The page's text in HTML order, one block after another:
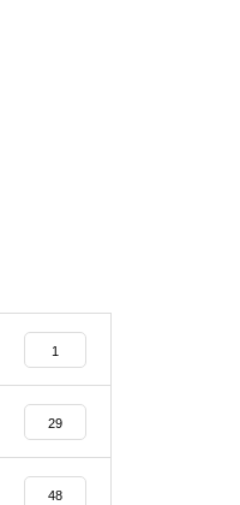
1
29
48